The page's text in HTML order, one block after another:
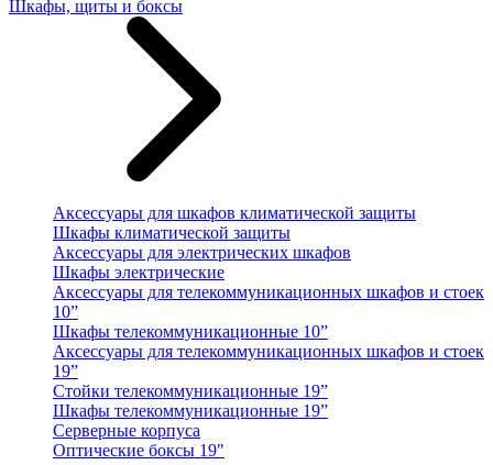
Шкафы, щиты и боксы
Аксессуары для шкафов климатической защиты
Шкафы климатической защиты
Аксессуары для электрических шкафов
Шкафы электрические
Аксессуары для телекоммуникационных шкафов и стоек
10”
Шкафы телекоммуникационные 10”
Аксессуары для телекоммуникационных шкафов и стоек
19”
Стойки телекоммуникационные 19”
Шкафы телекоммуникационные 19”
Серверные корпуса
Оптические боксы 19"